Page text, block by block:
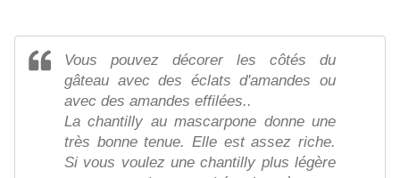
Vous pouvez décorer les côtés du
gâteau avec des éclats d'amandes ou
avec des amandes effilées..
La chantilly au mascarpone donne une
très bonne tenue. Elle est assez riche.
Si vous voulez une chantilly plus légère